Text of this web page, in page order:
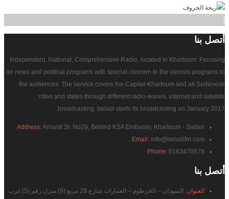
]
أتصل بنا
Independent, National, Comprehensive Radio, located in Khartoum. Focusing
on news and political programs with special concern to the various programs to
the audiences. The service covers the Capital-Khartoum and all Sudanese
cities and states through different radio-waves, internet and satellite
broadcasting. beladi starts its broadcasting on January 2017.
Address:Amarat St. No29, Behind KSA Embassy, Khartoum - Sudan
Email: info@beladifm.com
Phone: 0183470678
أتصل بنا
العنوان:
السودان – الخرطوم – العمارات شارع 29 مربع (9) منزل رقم (5) غرب